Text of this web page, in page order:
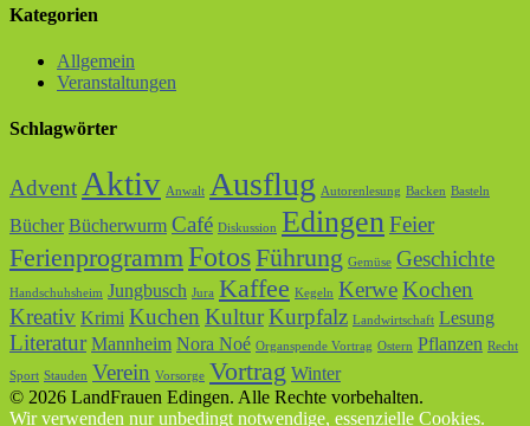
Kategorien
Allgemein
Veranstaltungen
Schlagwörter
AdventAktiv Anwalt Ausflug Autorenlesung Backen Basteln
Bücher Bücherwurm Café Diskussion EdingenFeier
FerienprogrammFotosFührung Gemüse Geschichte
Handschuhsheim Jungbusch Jura Kaffee Kegeln KerweKochen
Kreativ Krimi Kuchen KulturKurpfalz Landwirtschaft Lesung
Literatur Mannheim Nora Noé Organspende Vortrag Ostern Pflanzen Recht
Sport Stauden Verein Vorsorge Vortrag Winter
© 2026 LandFrauen Edingen. Alle Rechte vorbehalten.
Wir verwenden nur unbedingt notwendige, essenzielle Cookies.